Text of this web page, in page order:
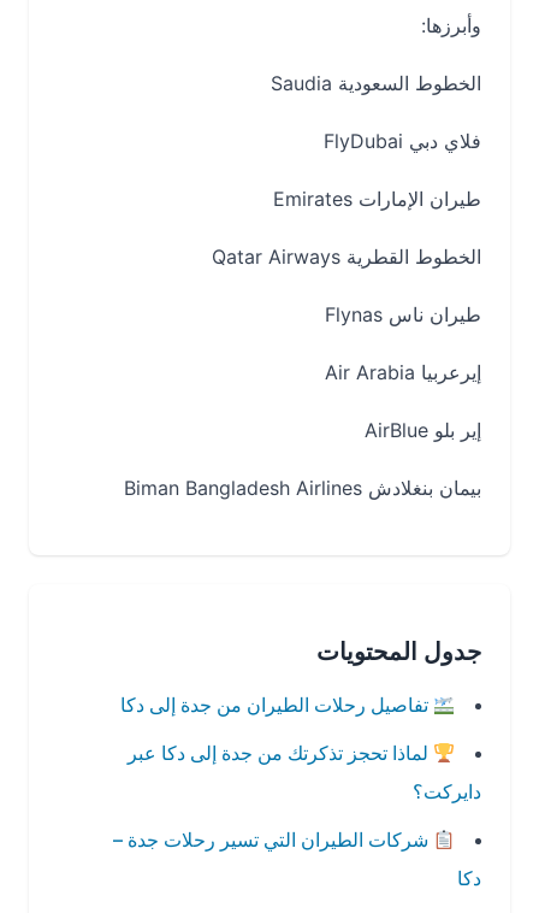
وأبرزها:
الخطوط السعودية Saudia
فلاي دبي FlyDubai
طيران الإمارات Emirates
الخطوط القطرية Qatar Airways
طيران ناس Flynas
إيرعربيا Air Arabia
إير بلو AirBlue
بيمان بنغلادش Biman Bangladesh Airlines
جدول المحتويات
تفاصيل رحلات الطيران من جدة إلى دكا
لماذا تحجز تذكرتك من جدة إلى دكا عبر
دايركت؟
شركات الطيران التي تسير رحلات جدة –